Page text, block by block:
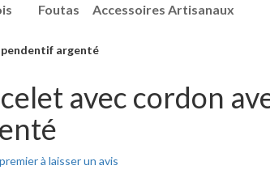
Foutas Accessoires Artisanaux
pendentif argenté
avec cordon
à laisser un avis